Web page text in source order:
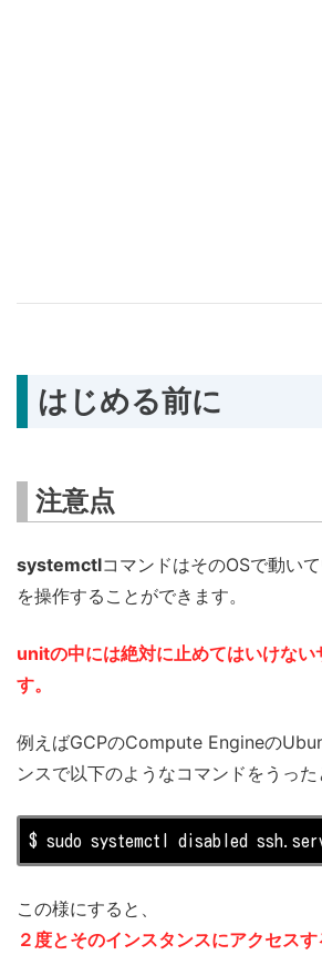
はじめる前に
注意点
systemctlコマンドはそのOSで動い
を操作することができます。
unitの中には絶対に止めてはいけない
す。
例えばGCPのCompute Engineの
ンスで以下のようなコマンドをうった
$ sudo systemctl disabled
この様にすると、
２度とそのインスタンスにアクセス